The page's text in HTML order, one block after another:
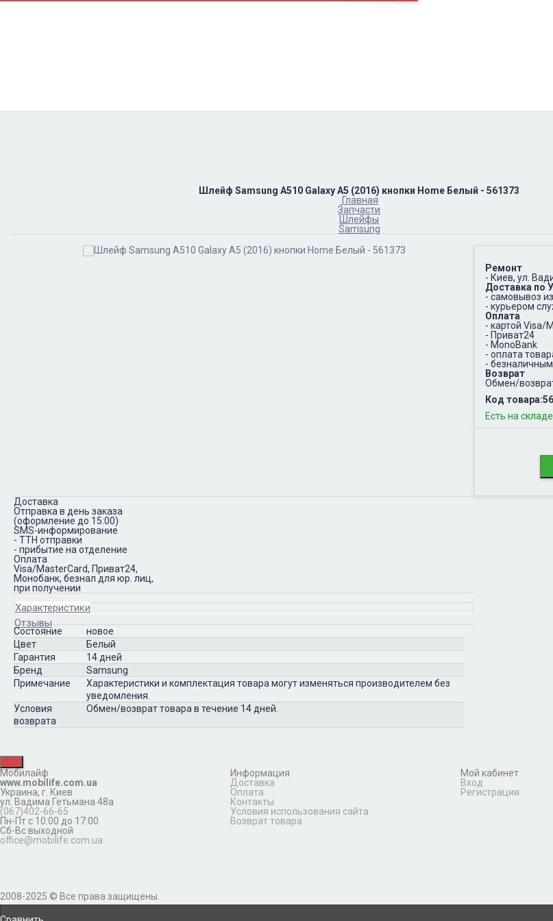
Шлейф Samsung A510 Galaxy A5 (2016) кнопки Home Белый - 561373
Главная
Запчасти
Шлейфы
Samsung
Ремонт
- Киев, ул.
Доставка по
- самовывоз
- курьером
Оплата
- картой Visa/
- Приват24
- MonoBank
- оплата
-
Возврат
Обмен/
Код товара:
Есть на складе
Доставка
Отправка в день заказа
(оформление до 15:00)
SMS-информирование
- ТТН отправки
- прибытие на отделение
Оплата
Visa/MasterCard, Приват24,
Монобанк, безнал для юр. лиц,
при получении
Характеристики
Отзывы
Состояние
новое
Цвет
Белый
Гарантия
14 дней
Бренд
Samsung
Примечание
Характеристики и комплектация товара могут изменяться производителем без
уведомления.
Условия
возврата
Обмен/возврат товара в течение 14 дней.
Мобилайф
www.mobilife.com.ua
Украина, г. Киев
ул. Вадима Гетьмана 48а
(067)402-66-65
Пн-Пт с 10:00 до 17:00
Сб-Вс выходной
office@mobilife.com.ua
Информация
Доставка
Оплата
Контакты
Условия использования сайта
Возврат товара
Мой кабинет
Вход
Регистрация
2008-2025 © Все права защищены.